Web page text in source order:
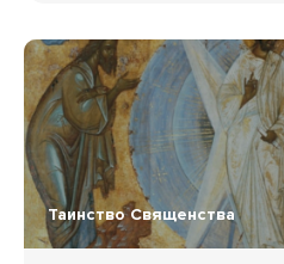
Таинство Священства